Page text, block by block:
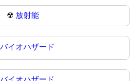
☢ 放射能
バイオハザード